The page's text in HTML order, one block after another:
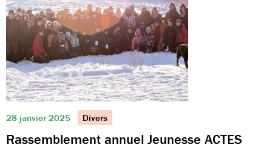
28 janvier 2025 Divers
Rassemblement annuel Jeunesse ACTES